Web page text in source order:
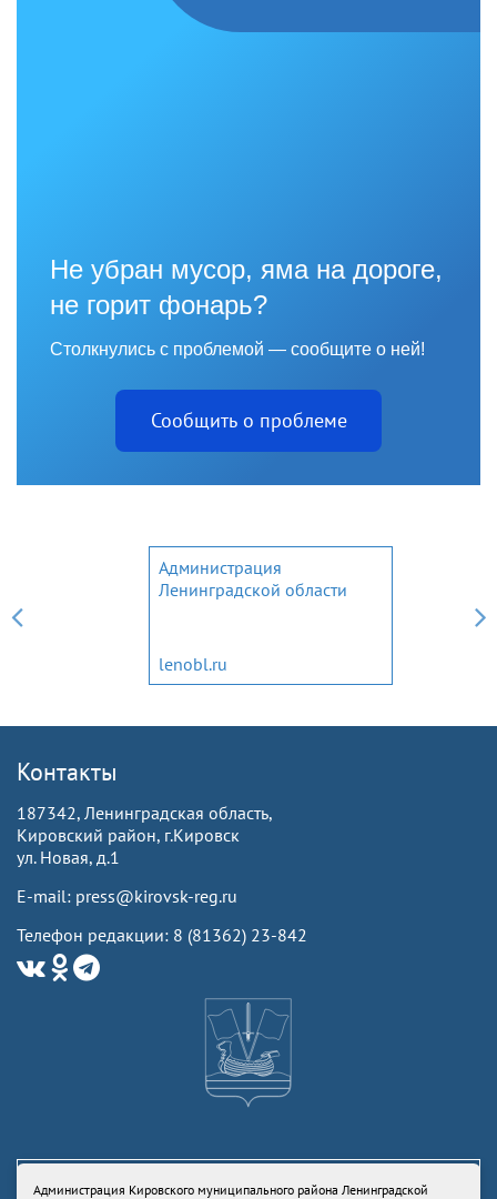
Не убран мусор, яма на дороге,
не горит фонарь?
Столкнулись с проблемой — сообщите о ней!
Сообщить о проблеме
Администрация
Ленинградской области
lenobl.ru
Контакты
187342, Ленинградская область,
Кировский район, г.Кировск
ул. Новая, д.1
E-mail: press@kirovsk-reg.ru
Телефон редакции: 8 (81362) 23-842
Администрация Кировского муниципального района Ленинградской